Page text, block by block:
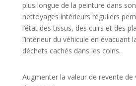
plus longue de la peinture dans
nettoyages intérieurs réguliers
l’état des tissus, des cuirs et des
l’intérieur du véhicule en évacuant
déchets cachés dans les coins.
Augmenter la valeur de revente de